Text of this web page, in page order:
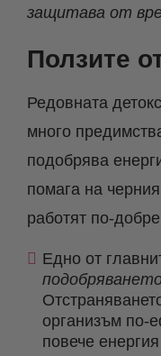
защитава от
Ползите
Редовната
много
подобрява
помага на
работят по-
Едно от
организъм по-
повече